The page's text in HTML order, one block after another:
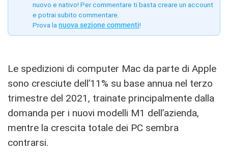
nuovo e nativo! Per commentare ti basta creare un account
e potrai subito commentare.
Prova la nuova sezione commenti!
Le spedizioni di computer Mac da parte di Apple
sono cresciute dell’11% su base annua nel terzo
trimestre del 2021, trainate principalmente dalla
domanda per i nuovi modelli M1 dell’azienda,
mentre la crescita totale dei PC sembra
contrarsi.